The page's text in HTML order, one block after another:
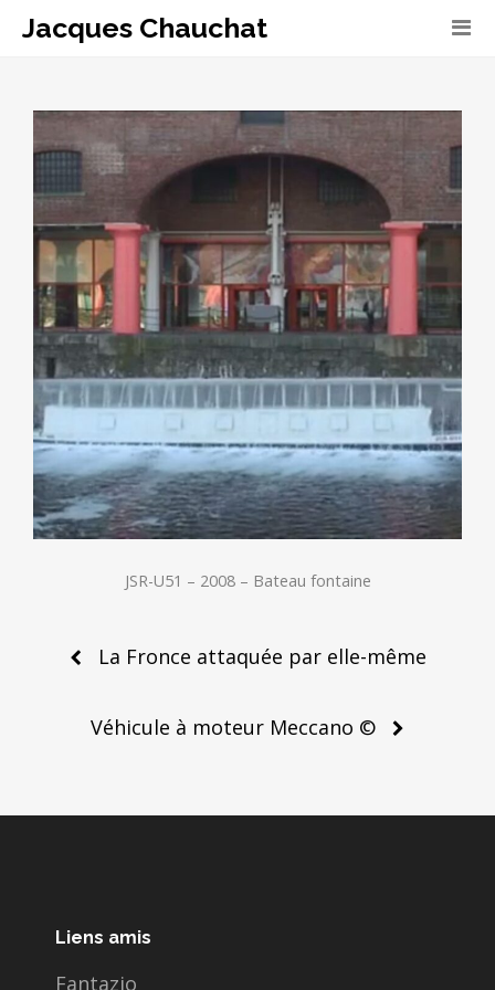
Jacques Chauchat
JSR-U51 – 2008 – Bateau fontaine
PostLa Fronce attaquée par elle-même
Véhicule à moteur Meccano ©
Liens amis
Fantazio